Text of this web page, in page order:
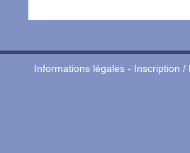
Informations légales- Inscription